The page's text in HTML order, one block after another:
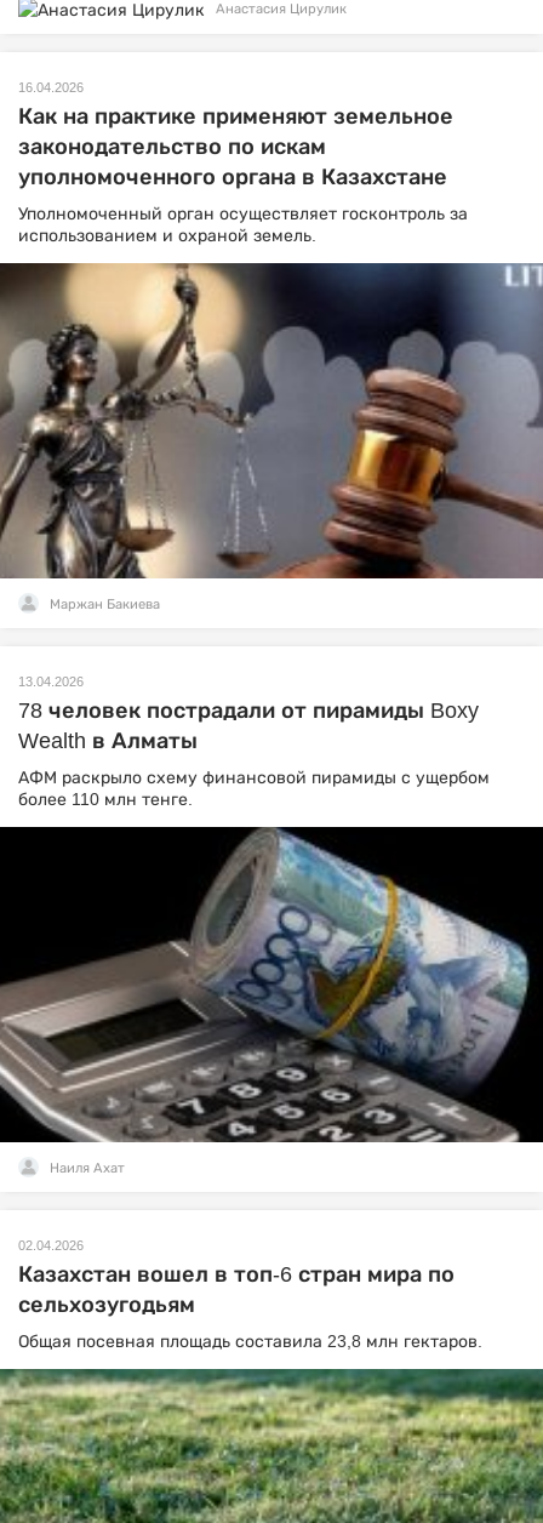
Анастасия Цирулик
16.04.2026
Как на практике применяют земельное
законодательство по искам
уполномоченного органа в Казахстане
Уполномоченный орган осуществляет госконтроль за
использованием и охраной земель.
Маржан Бакиева
13.04.2026
78 человек пострадали от пирамиды Boxy
Wealth в Алматы
АФМ раскрыло схему финансовой пирамиды с ущербом
более 110 млн тенге.
Наиля Ахат
02.04.2026
Казахстан вошел в топ-6 стран мира по
сельхозугодьям
Общая посевная площадь составила 23,8 млн гектаров.